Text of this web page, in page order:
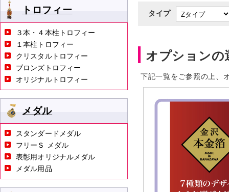
タイプ
オプションの
下記一覧をご参照の上、
トロフィー
３本・４本柱トロフィー
１本柱トロフィー
クリスタルトロフィー
ブロンズトロフィー
オリジナルトロフィー
メダル
スタンダードメダル
フリーＳ メダル
表彰用オリジナルメダル
メダル用品